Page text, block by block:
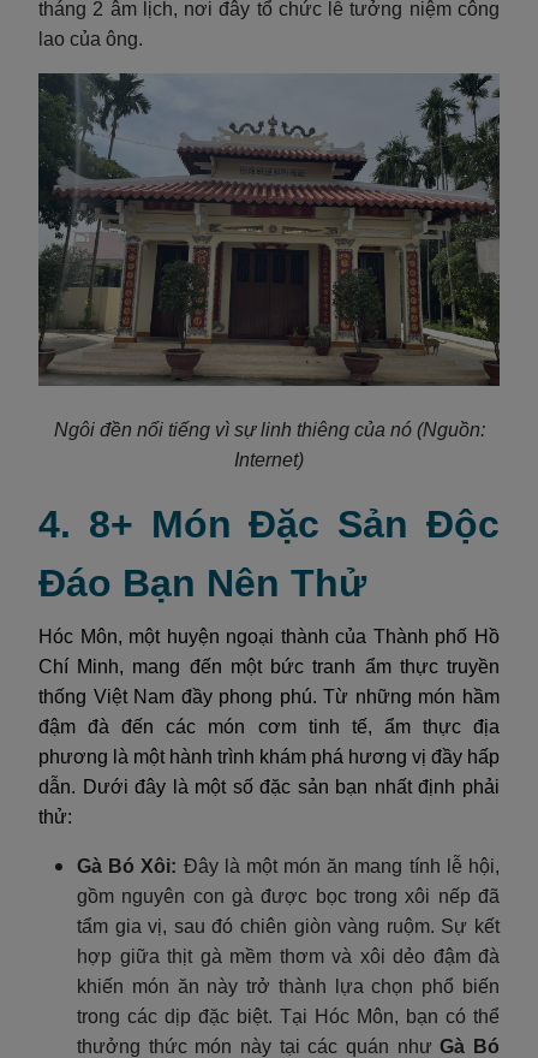
tháng 2 âm lịch, nơi đây tổ chức lễ tưởng niệm công
lao của ông.
Ngôi đền nổi tiếng vì sự linh thiêng của nó (Nguồn:
Internet)
4. 8+ Món Đặc Sản Độc
Đáo Bạn Nên Thử
Hóc Môn, một huyện ngoại thành của Thành phố Hồ
Chí Minh, mang đến một bức tranh ẩm thực truyền
thống Việt Nam đầy phong phú. Từ những món hầm
đậm đà đến các món cơm tinh tế, ẩm thực địa
phương là một hành trình khám phá hương vị đầy hấp
dẫn. Dưới đây là một số đặc sản bạn nhất định phải
thử:
Gà Bó Xôi: Đây là một món ăn mang tính lễ hội,
gồm nguyên con gà được bọc trong xôi nếp đã
tẩm gia vị, sau đó chiên giòn vàng ruộm. Sự kết
hợp giữa thịt gà mềm thơm và xôi dẻo đậm đà
khiến món ăn này trở thành lựa chọn phổ biến
trong các dịp đặc biệt. Tại Hóc Môn, bạn có thể
thưởng thức món này tại các quán nhưGà Bó